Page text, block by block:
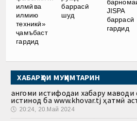
илмӣ ва
илмию
техникӣ»
ҷамъбаст
гардид
баррасӣ
шуд
JISPA
баррасӣ
гардид
ХАБАРҲОИ МУҲИМТАРИН
Ҳангоми истифодаи хабару маводи
истинод ба www.khovar.tj ҳатмӣ
🕔 20:24, 20.Май 2024